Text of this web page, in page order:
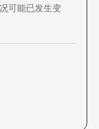
可能已发生变